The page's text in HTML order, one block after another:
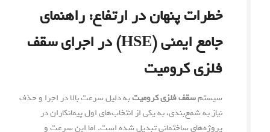
خطرات پنهان در ارتفاع: راهنمای
جامع ایمنی (HSE) در اجرای سقف
فلزی کرومیت
سیستمسقف فلزی کرومیتبه دلیل سرعت بالا در اجرا و حذف
نیاز به شمع‌بندی، به یکی از انتخاب‌های اول پیمانکاران در
پروژه‌های ساختمانی تبدیل شده است. اما این سرعت و